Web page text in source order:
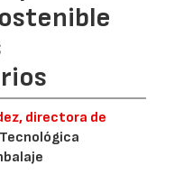
directora de